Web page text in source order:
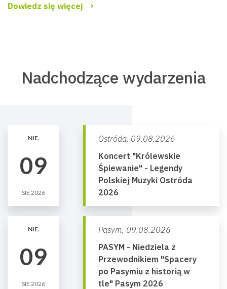
Dowiedz się więcej
Nadchodzące wydarzenia
NIE.
09
SIE 2026
Ostróda, 09.08.2026
Koncert "Królewskie
Śpiewanie" - Legendy
Polskiej Muzyki Ostróda
2026
NIE.
09
SIE 2026
Pasym, 09.08.2026
PASYM - Niedziela z
Przewodnikiem "Spacery
po Pasymiu z historią w
tle" Pasym 2026